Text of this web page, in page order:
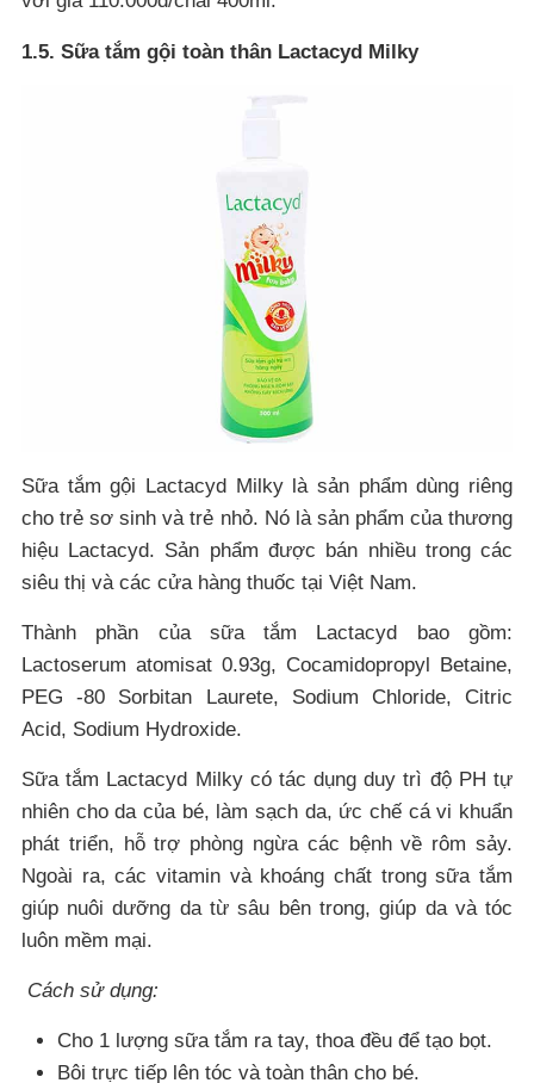
1.5. Sữa tắm gội toàn thân Lactacyd Milky
Sữa tắm gội Lactacyd Milky là sản phẩm dùng riêng
cho trẻ sơ sinh và trẻ nhỏ. Nó là sản phẩm của thương
hiệu Lactacyd. Sản phẩm được bán nhiều trong các
siêu thị và các cửa hàng thuốc tại Việt Nam.
Thành phần của sữa tắm Lactacyd bao gồm:
Lactoserum atomisat 0.93g, Cocamidopropyl Betaine,
PEG -80 Sorbitan Laurete, Sodium Chloride, Citric
Acid, Sodium Hydroxide.
Sữa tắm Lactacyd Milky có tác dụng duy trì độ PH tự
nhiên cho da của bé, làm sạch da, ức chế cá vi khuẩn
phát triển, hỗ trợ phòng ngừa các bệnh về rôm sảy.
Ngoài ra, các vitamin và khoáng chất trong sữa tắm
giúp nuôi dưỡng da từ sâu bên trong, giúp da và tóc
luôn mềm mại.
Cách sử dụng:
Cho 1 lượng sữa tắm ra tay, thoa đều để tạo bọt.
Bôi trực tiếp lên tóc và toàn thân cho bé.